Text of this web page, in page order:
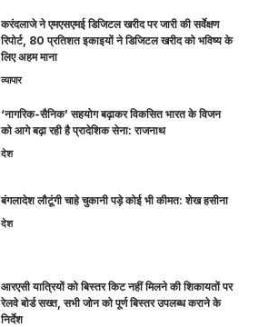
करंदलाजे ने एमएसएमई डिजिटल खरीद पर जारी की सर्वेक्षण
रिपोर्ट, 80 प्रतिशत इकाइयों ने डिजिटल खरीद को भविष्य के
लिए अहम माना
व्यापार
‘नागरिक-सैनिक’ सहयोग बढ़ाकर विकसित भारत के विजन
को आगे बढ़ा रही है प्रादेशिक सेना: राजनाथ
देश
बंगलादेश लौटूंगी चाहे चुकानी पड़े कोई भी कीमत: शेख हसीना
देश
आरएसी यात्रियों को बिस्तर किट नहीं मिलने की शिकायतों पर
रेलवे बोर्ड सख्त, सभी जोन को पूर्ण बिस्तर उपलब्ध कराने के
निर्देश